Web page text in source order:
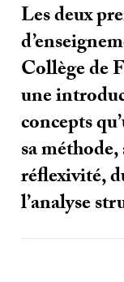
Les deux
Collège de
une
concepts
sa
réflexivité,
l’analyse